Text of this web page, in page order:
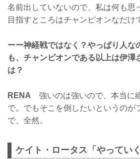
名前出していないので、私は何も思
目指すところはチャンピオンなだけ
ーー神経戦ではなく？やっぱり人な
も、チャンピオンである以上は伊澤
は？
RENA 強いのは強いので、本当に
で。でもそこを倒したいというのが
で、全然。
ケイト・ロータス「やってい